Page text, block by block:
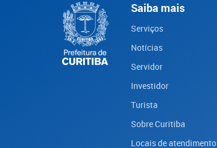
Saiba mais
Serviços
Notícias
Servidor
Investidor
Turista
Sobre Curitiba
Locais de atendimento